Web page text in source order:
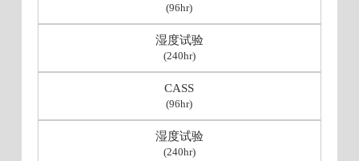
(96hr)
湿度试验
(240hr)
CASS
(96hr)
湿度试验
(240hr)